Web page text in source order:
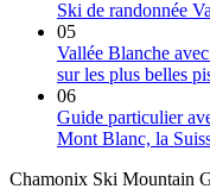
Ski de randonnée
05
Vallée Blanche
sur les plus belles
06
Guide particulier
Mont Blanc, la
Chamonix Ski Mountain